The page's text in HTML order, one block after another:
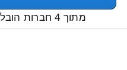
מתוך 4 חברות הובלות